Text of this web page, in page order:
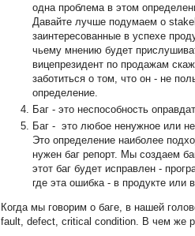
одна проблема в этом
Давайте лучше подумаем о
заинтересованные в успехе
чьему мнению будет
вицепрезидент по продажам
заботиться о том, что он - не
определение.
Баг - это неспособность
Баг - это любое ненужное или
Это определение наиболее
нужен баг репорт. Мы создаем
этот баг будет исправлен -
где эта ошибка - в продукте или
Когда мы говорим о баге, в нашей
fault, defect, critical condition. В чем же